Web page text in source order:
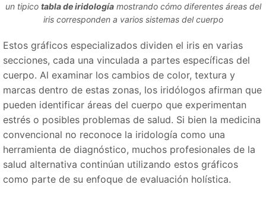
un tipico tabla de iridologíamostrando cómo diferentes áreas del
iris corresponden a varios sistemas del cuerpo
Estos gráficos especializados dividen el iris en varias
secciones, cada una vinculada a partes específicas del
cuerpo. Al examinar los cambios de color, textura y
marcas dentro de estas zonas, los iridólogos afirman que
pueden identificar áreas del cuerpo que experimentan
estrés o posibles problemas de salud. Si bien la medicina
convencional no reconoce la iridología como una
herramienta de diagnóstico, muchos profesionales de la
salud alternativa continúan utilizando estos gráficos
como parte de su enfoque de evaluación holística.